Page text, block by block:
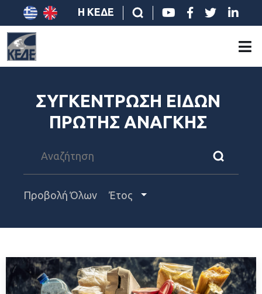
Η ΚΕΔΕ
ΣΥΓΚΕΝΤΡΩΣΗ ΕΙΔΩΝ
ΠΡΩΤΗΣ ΑΝΑΓΚΗΣ
Προβολή Όλων Έτος